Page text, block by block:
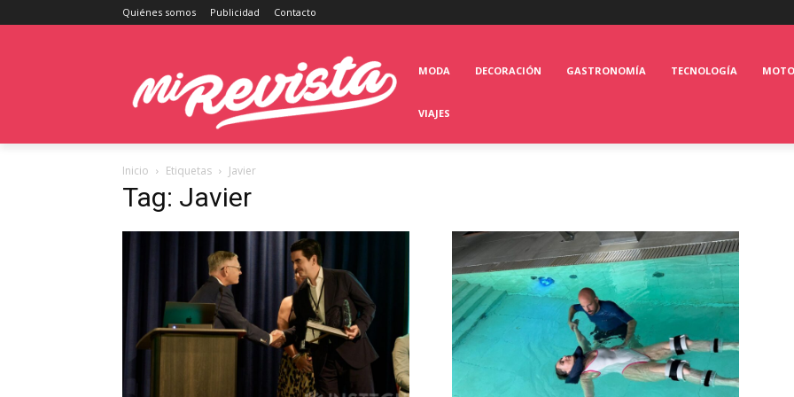
Quiénes somos Publicidad Contacto
MODA DECORACIÓN GASTRONOMÍA TECNOLOGÍA
VIAJES
Inicio Etiquetas Javier
Tag: Javier